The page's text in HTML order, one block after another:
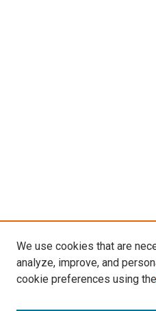
We use cookies that are
analyze, improve, and
cookie preferences using the